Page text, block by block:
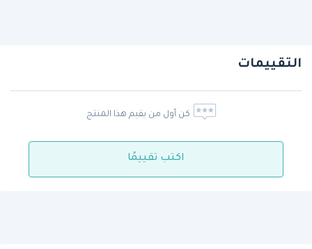
التقييمات
كن أول من يقيم هذا المنتج
اكتب تقييمًا